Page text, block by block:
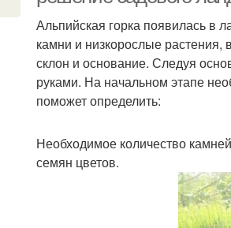
Альпийская горка появилась в
камни и низкорослые
склон и основание. Следуя
руками. На начальном этапе
поможет определить:
Необходимое количество
семян цветов.